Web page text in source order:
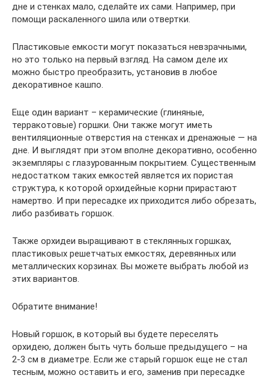
дне и стенках мало, сделайте их сами. Например, при
помощи раскаленного шила или отвертки.
Пластиковые емкости могут показаться невзрачными,
но это только на первый взгляд. На самом деле их
можно быстро преобразить, установив в любое
декоративное кашпо.
Еще один вариант – керамические (глиняные,
терракотовые) горшки. Они также могут иметь
вентиляционные отверстия на стенках и дренажные — на
дне. И выглядят при этом вполне декоративно, особенно
экземпляры с глазурованным покрытием. Существенным
недостатком таких емкостей является их пористая
структура, к которой орхидейные корни прирастают
намертво. И при пересадке их приходится либо обрезать,
либо разбивать горшок.
Также орхидеи выращивают в стеклянных горшках,
пластиковых решетчатых емкостях, деревянных или
металлических корзинах. Вы можете выбрать любой из
этих вариантов.
Обратите внимание!
Новый горшок, в который вы будете переселять
орхидею, должен быть чуть больше предыдущего – на
2-3 см в диаметре. Если же старый горшок еще не стал
тесным, можно оставить и его, заменив при пересадке